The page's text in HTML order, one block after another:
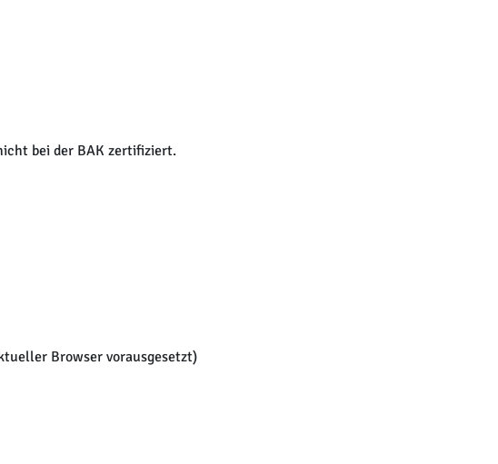
bei der BAK zertifiziert.
Browser vorausgesetzt)